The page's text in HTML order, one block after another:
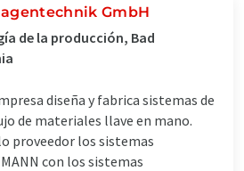
GmbH
de la producción, Bad
diseña y fabrica sistemas de
de materiales llave en mano.
proveedor los sistemas
con los sistemas